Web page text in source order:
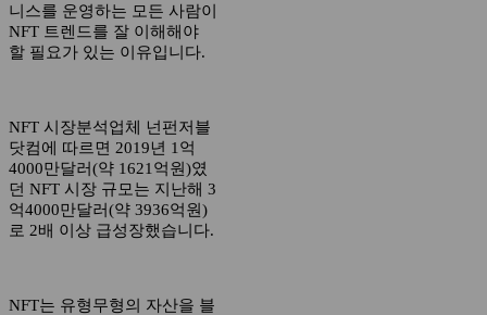
니스를 운영하는 모든 사람이
NFT 트렌드를 잘 이해해야
할 필요가 있는 이유입니다.
NFT 시장분석업체 넌펀저블
닷컴에 따르면 2019년 1억
4000만달러(약 1621억원)였
던 NFT 시장 규모는 지난해 3
억4000만달러(약 3936억원)
로 2배 이상 급성장했습니다.
NFT는 유형무형의 자산을 블